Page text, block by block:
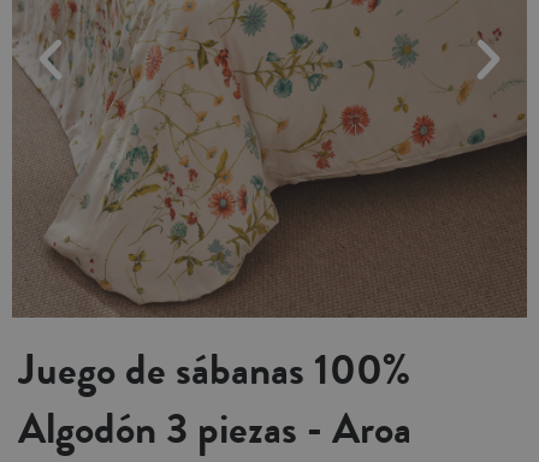
Juego de sábanas 100%
Algodón 3 piezas - Aroa